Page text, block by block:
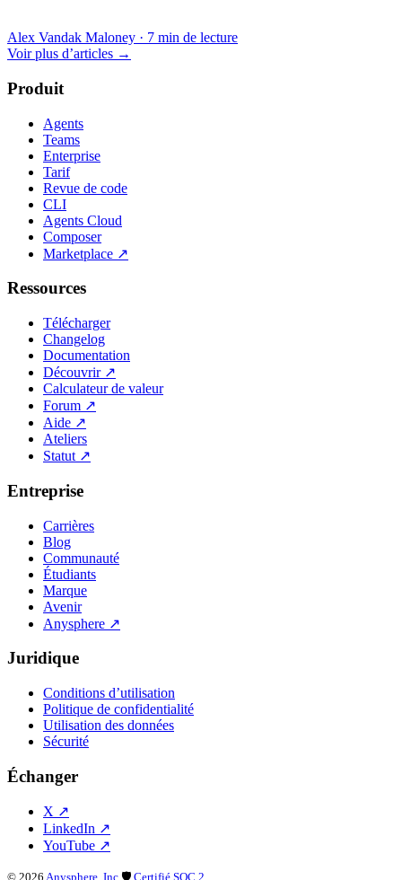
Alex Vandak Maloney · 7 min de lecture
Voir plus d’articles →
Produit
Agents
Teams
Enterprise
Tarif
Revue de code
CLI
Agents Cloud
Composer
Marketplace ↗
Ressources
Télécharger
Changelog
Documentation
Découvrir↗
Calculateur de valeur
Forum ↗
Aide ↗
Ateliers
Statut ↗
Entreprise
Carrières
Blog
Communauté
Étudiants
Marque
Avenir
Anysphere ↗
Juridique
Conditions d’utilisation
Politique de confidentialité
Utilisation des données
Sécurité
Échanger
X ↗
LinkedIn ↗
YouTube ↗
© 2026 Anysphere, Inc. 🛡 Certifié SOC 2